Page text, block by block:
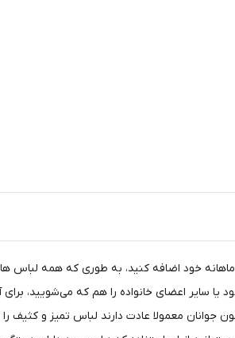
خود اضافه کنید، به طوری که همه
سایر اعضای خانواده را هم که می‌شویید،
معمولا عادت دارند لباس تمیز و کثیف